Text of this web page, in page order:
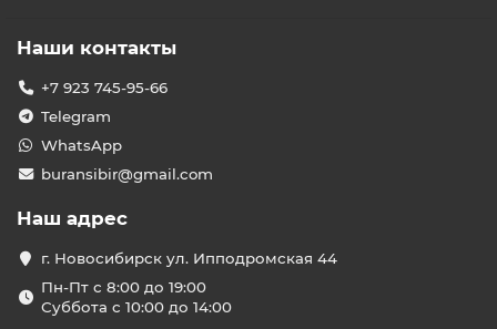
Наши контакты
+7 923 745-95-66
Telegram
WhatsApp
buransibir@gmail.com
Наш адрес
г. Новосибирск ул. Ипподромская 44
Пн-Пт с 8:00 до 19:00
Суббота с 10:00 до 14:00